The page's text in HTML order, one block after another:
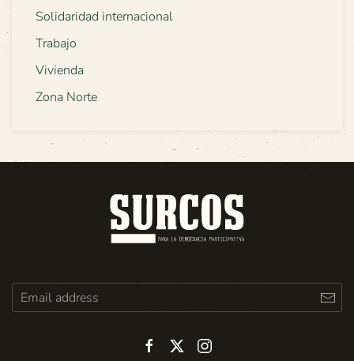
Solidaridad internacional
Trabajo
Vivienda
Zona Norte